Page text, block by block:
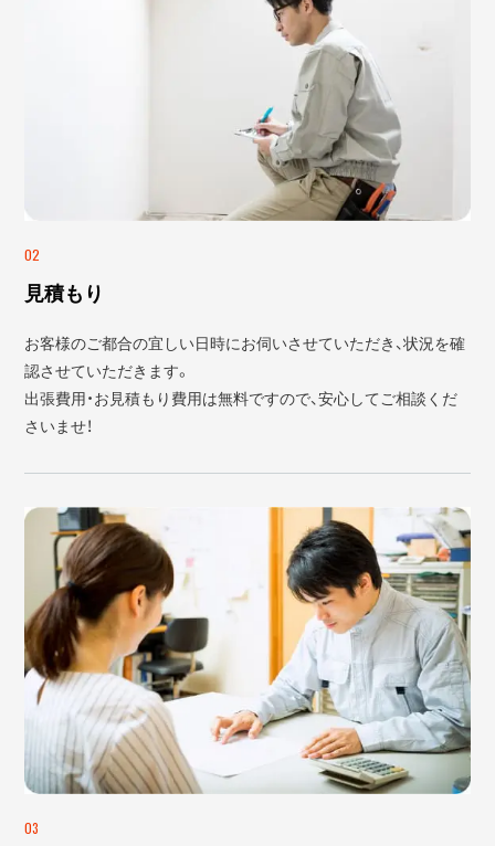
02
見積もり
お客様のご都合の宜しい日時にお伺いさせていただき、状況を確
認させていただきます。
出張費用・お見積もり費用は無料ですので、安心してご相談くだ
さいませ！
03